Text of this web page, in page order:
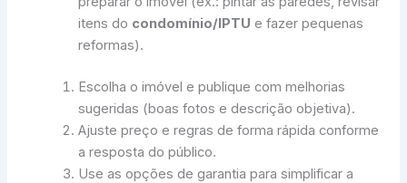
itens do condomínio/IPTU e fazer pequenas
reformas).
Escolha o imóvel e publique com melhorias
sugeridas (boas fotos e descrição objetiva).
Ajuste preço e regras de forma rápida conforme
a resposta do público.
Use as opções de garantia para simplificar a